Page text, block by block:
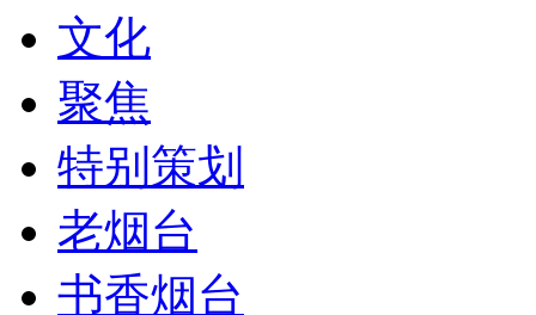
文化
聚焦
特别策划
老烟台
书香烟台